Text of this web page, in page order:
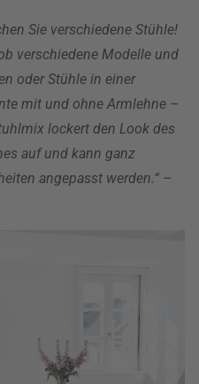
Sie verschiedene Stühle!
verschiedene Modelle und
oder Stühle in einer
mit und ohne Armlehne –
lockert den Look des
auf und kann ganz
angepasst werden.“ –